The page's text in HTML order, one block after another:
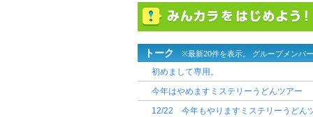
トーク ※最新20件を表示。 グループメンバ
初めまして専用。
今年はやめますミステリーうどんツアー
12/22 今年もやりますミステリーうどん